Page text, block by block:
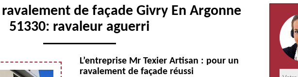
de façade Givry En Argonne
51330: ravaleur aguerri
L’entreprise Mr Texier Artisan : pour un
ravalement de façade réussi